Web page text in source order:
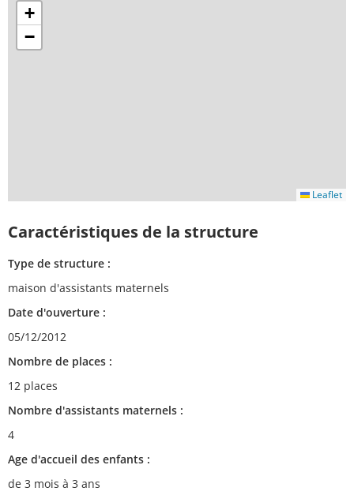
+
−
Leaflet
Caractéristiques de la structure
Type de structure :
maison d'assistants maternels
Date d'ouverture :
05/12/2012
Nombre de places :
12 places
Nombre d'assistants maternels :
4
Age d'accueil des enfants :
de 3 mois à 3 ans